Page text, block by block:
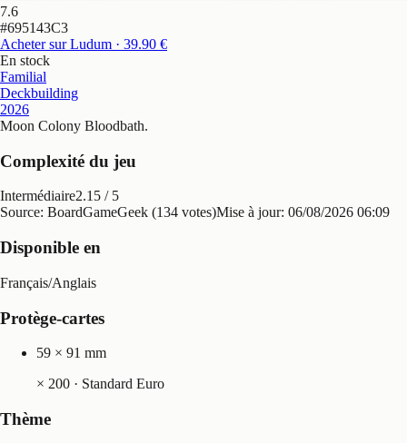
7.6
#695143C3
Acheter sur Ludum · 39.90 €
En stock
Familial
Deckbuilding
2026
Moon Colony Bloodbath.
Complexité du jeu
Intermédiaire2.15 / 5
Source: BoardGameGeek (134 votes)Mise à jour: 06/08/2026 06:09
Disponible en
Français/Anglais
Protège-cartes
59 × 91 mm
× 200 · Standard Euro
Thème